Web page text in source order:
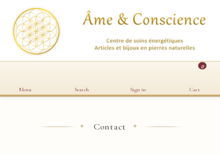
Menu Search Sign in
0
Cart
✦ Contact ✦